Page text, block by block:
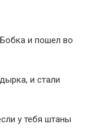
и пошел во
и стали
у тебя штаны